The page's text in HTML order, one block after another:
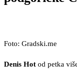
Foto: Gradski.me
Denis Hot od petka